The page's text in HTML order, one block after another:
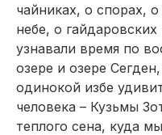
чайниках, о спорах,
небе, о
узнавали время по
озере и озере
одинокой избе
человека – Кузьмы
теплого сена, куда